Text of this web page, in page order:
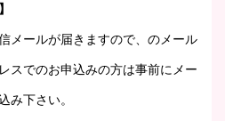
メールが届きますので、のメール
スでのお申込みの方は事前にメー
み下さい。